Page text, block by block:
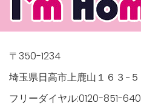
〒350-1234
埼玉県日高市上鹿山１６３−５
フリーダイヤル:0120-851-640